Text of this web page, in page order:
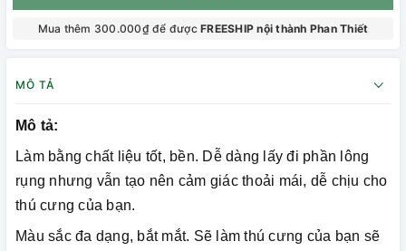
Mua thêm 300.000₫ để đượcFREESHIP nội thành Phan Thiết
MÔ TẢ
Mô tả:
Làm bằng chất liệu tốt, bền. Dễ dàng lấy đi phần lông
rụng nhưng vẫn tạo nên cảm giác thoải mái, dễ chịu cho
thú cưng của bạn.
Màu sắc đa dạng, bắt mắt. Sẽ làm thú cưng của bạn sẽ